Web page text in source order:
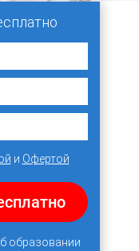
и Офертой
образовании